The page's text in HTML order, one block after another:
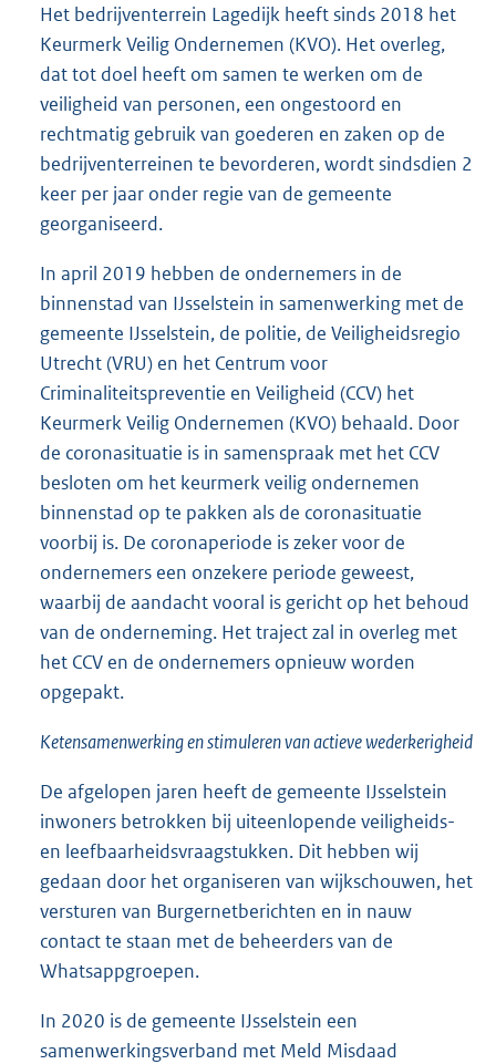
Het bedrijventerrein Lagedijk heeft sinds 2018 het
Keurmerk Veilig Ondernemen (KVO). Het overleg,
dat tot doel heeft om samen te werken om de
veiligheid van personen, een ongestoord en
rechtmatig gebruik van goederen en zaken op de
bedrijventerreinen te bevorderen, wordt sindsdien 2
keer per jaar onder regie van de gemeente
georganiseerd.
In april 2019 hebben de ondernemers in de
binnenstad van IJsselstein in samenwerking met de
gemeente IJsselstein, de politie, de Veiligheidsregio
Utrecht (VRU) en het Centrum voor
Criminaliteitspreventie en Veiligheid (CCV) het
Keurmerk Veilig Ondernemen (KVO) behaald. Door
de coronasituatie is in samenspraak met het CCV
besloten om het keurmerk veilig ondernemen
binnenstad op te pakken als de coronasituatie
voorbij is. De coronaperiode is zeker voor de
ondernemers een onzekere periode geweest,
waarbij de aandacht vooral is gericht op het behoud
van de onderneming. Het traject zal in overleg met
het CCV en de ondernemers opnieuw worden
opgepakt.
Ketensamenwerking en stimuleren van actieve wederkerigheid
De afgelopen jaren heeft de gemeente IJsselstein
inwoners betrokken bij uiteenlopende veiligheids-
en leefbaarheidsvraagstukken. Dit hebben wij
gedaan door het organiseren van wijkschouwen, het
versturen van Burgernetberichten en in nauw
contact te staan met de beheerders van de
Whatsappgroepen.
In 2020 is de gemeente IJsselstein een
samenwerkingsverband met Meld Misdaad